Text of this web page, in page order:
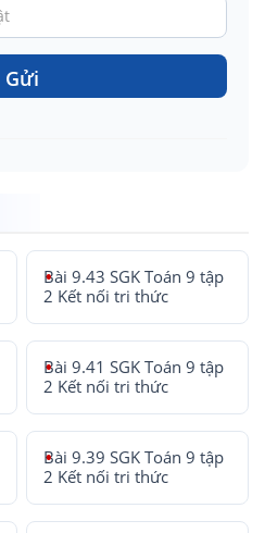
Gửi
Bài 9.43 SGK Toán 9 tập
2 Kết nối tri thức
Bài 9.41 SGK Toán 9 tập
2 Kết nối tri thức
Bài 9.39 SGK Toán 9 tập
2 Kết nối tri thức